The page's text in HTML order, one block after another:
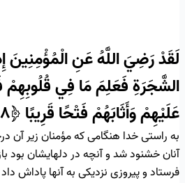
لَقَدْ رَضِيَ اللَّهُ عَنِ الْمُؤْمِنِينَ
الشَّجَرَةِ فَعَلِمَ مَا فِي قُلُوبِهِمْ
عَلَيْهِمْ وَأَثَابَهُمْ فَتْحًا قَرِيبًا ﴿۱۸﴾
به راستى خدا هنگامى كه مؤمنان زير آن
آنان خشنود شد و آنچه در دلهايشان بود
فرستاد و پيروزى نزديكى به آنها پاداش داد